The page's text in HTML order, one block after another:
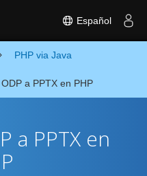
Español
PHP via Java
a PPTX en PHP
a PPTX en